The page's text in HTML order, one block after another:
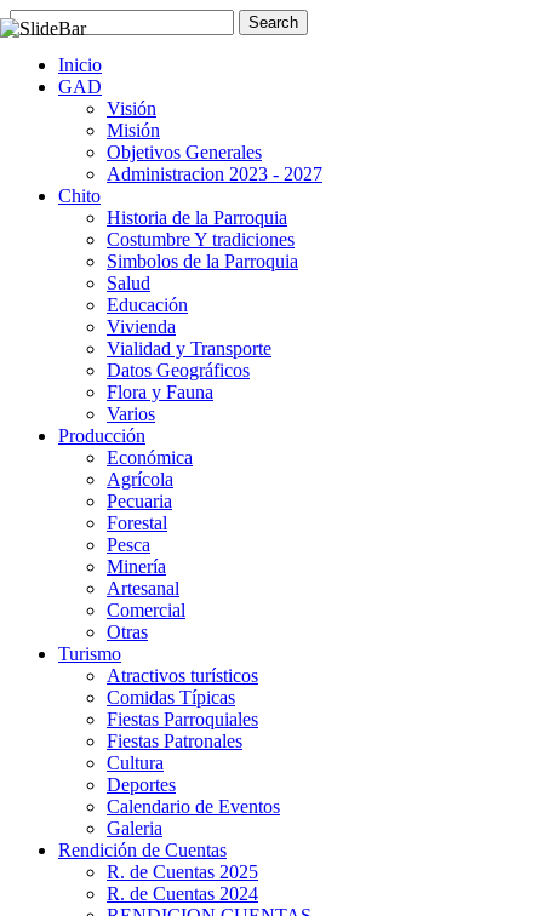
Inicio
GAD
Visión
Misión
Objetivos Generales
Administracion 2023 - 2027
Chito
Historia de la Parroquia
Costumbre Y tradiciones
Simbolos de la Parroquia
Salud
Educación
Vivienda
Vialidad y Transporte
Datos Geográficos
Flora y Fauna
Varios
Producción
Económica
Agrícola
Pecuaria
Forestal
Pesca
Minería
Artesanal
Comercial
Otras
Turismo
Atractivos turísticos
Comidas Típicas
Fiestas Parroquiales
Fiestas Patronales
Cultura
Deportes
Calendario de Eventos
Galeria
Rendición de Cuentas
R. de Cuentas 2025
R. de Cuentas 2024